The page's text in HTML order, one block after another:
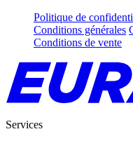
Politique de
Conditions générales
Conditions de vente
Services